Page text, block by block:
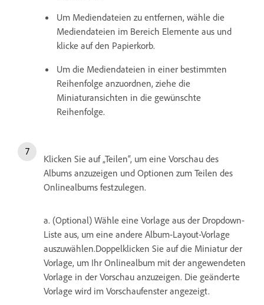
Um Mediendateien zu entfernen, wähle die
Mediendateien im Bereich Elemente aus und
klicke auf den Papierkorb.
Um die Mediendateien in einer bestimmten
Reihenfolge anzuordnen, ziehe die
Miniaturansichten in die gewünschte
Reihenfolge.
Klicken Sie auf „Teilen“, um eine Vorschau des
Albums anzuzeigen und Optionen zum Teilen des
Onlinealbums festzulegen.
a. (Optional) Wähle eine Vorlage aus der Dropdown-
Liste aus, um eine andere Album-Layout-Vorlage
auszuwählen.Doppelklicken Sie auf die Miniatur der
Vorlage, um Ihr Onlinealbum mit der angewendeten
Vorlage in der Vorschau anzuzeigen. Die geänderte
Vorlage wird im Vorschaufenster angezeigt.